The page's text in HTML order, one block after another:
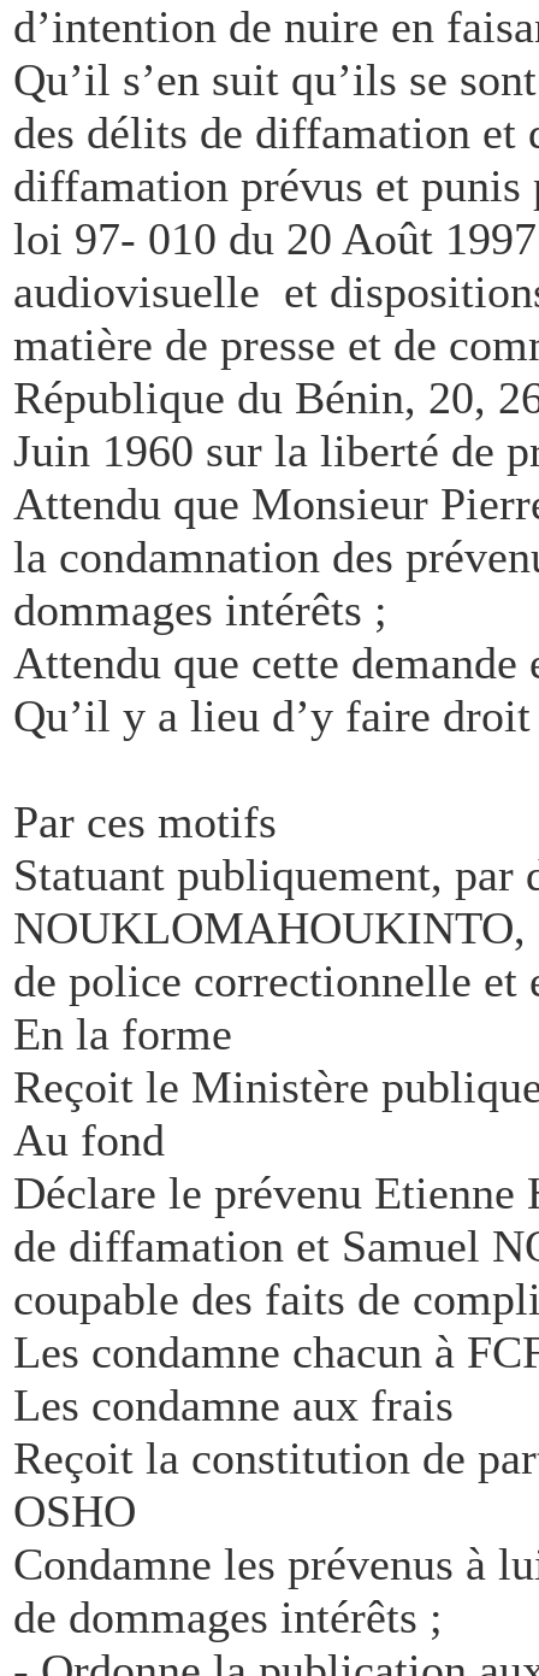
d’intention de nuire en
Qu’il s’en suit qu’ils se
des délits de diffamation
diffamation prévus et punis
loi 97- 010 du 20 Août
audiovisuelle et
matière de presse et de
République du Bénin, 20,
Juin 1960 sur la liberté de
Attendu que Monsieur
la condamnation des
dommages intérêts ;
Attendu que cette
Qu’il y a lieu d’y faire droit
Par ces motifs
Statuant publiquement, par
NOUKLOMAHOUKINTO,
de police correctionnelle et
En la forme
Reçoit le Ministère
Au fond
Déclare le prévenu Etienne
de diffamation et Samuel
coupable des faits de
Les condamne chacun à
Les condamne aux frais
Reçoit la constitution de
OSHO
Condamne les prévenus à
de dommages intérêts ;